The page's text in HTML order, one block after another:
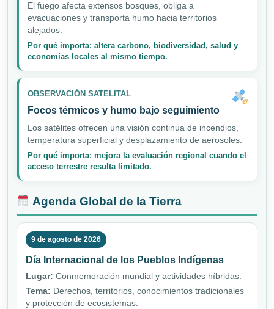
El fuego afecta extensos bosques, obliga a
evacuaciones y transporta humo hacia territorios
alejados.
Por qué importa: altera carbono, biodiversidad, salud y
economías locales al mismo tiempo.
OBSERVACIÓN SATELITAL
Focos térmicos y humo bajo seguimiento
Los satélites ofrecen una visión continua de incendios,
temperatura superficial y desplazamiento de aerosoles.
Por qué importa: mejora la evaluación regional cuando el
acceso terrestre resulta limitado.
Agenda Global de la Tierra
9 de agosto de 2026
Día Internacional de los Pueblos Indígenas
Lugar: Conmemoración mundial y actividades híbridas.
Tema: Derechos, territorios, conocimientos tradicionales
y protección de ecosistemas.